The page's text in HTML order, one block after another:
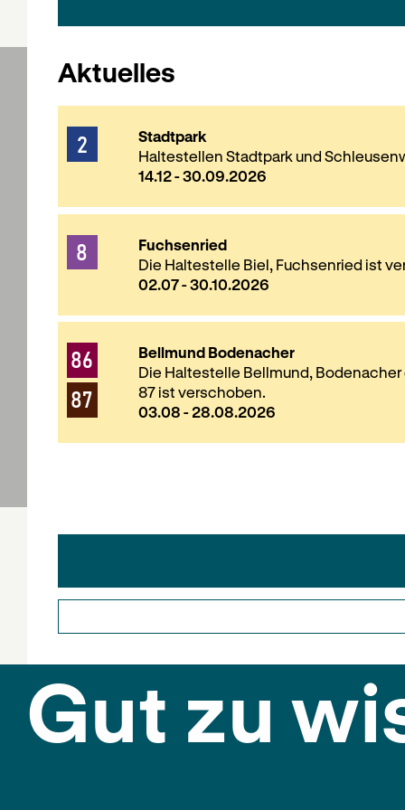
Alle Infos
Linien
Aktuelles
2
Stadtpark
Haltestellen Stadtpark und
14.12 - 30.09.2026
8
Fuchsenried
Die Haltestelle Biel, Fuchsenried ist
02.07 - 30.10.2026
86
87
Bellmund Bodenacher
Die Haltestelle Bellmund, Bodenacher
87 ist verschoben.
03.08 - 28.08.2026
Gut zu